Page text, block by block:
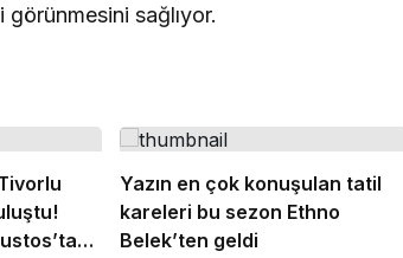
sağlıyor.
Yazın en çok konuşulan tatil
kareleri bu sezon Ethno
Belek’ten geldi